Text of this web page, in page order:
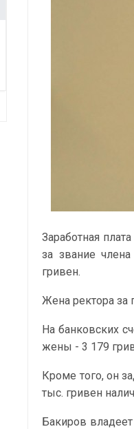
Заработная
за звание
гривен.
Жена ректора за
На банковских
жены - 3 179
Кроме того, он
тыс. гривен
Бакиров